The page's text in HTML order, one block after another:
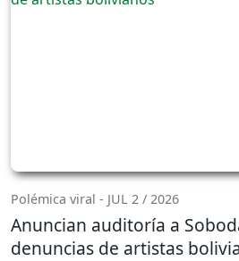
Polémica viral - JUL 2 / 2026
Anuncian auditoría a
denuncias de artistas